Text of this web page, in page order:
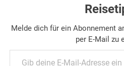
Melde dich für ein Abonnement
per E-Mail zu
Gib deine E-Mail-Adresse ein ...